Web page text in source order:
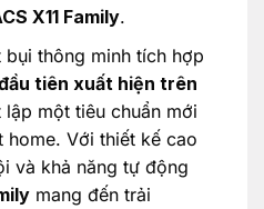
X11 Family.
thông minh tích hợp
tiên xuất hiện trên
lập một tiêu chuẩn mới
home. Với thiết kế cao
và khả năng tự động
mang đến trải